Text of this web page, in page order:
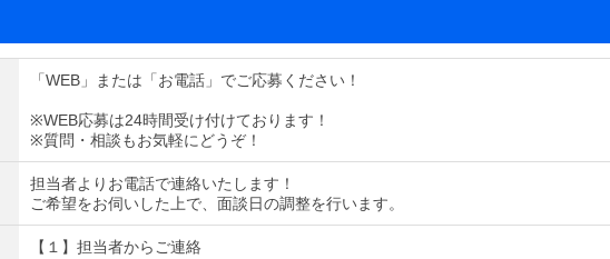
「WEB」または「お電話」でご応募ください！
※WEB応募は24時間受け付けております！
※質問・相談もお気軽にどうぞ！
担当者よりお電話で連絡いたします！
ご希望をお伺いした上で、面談日の調整を行います。
【１】担当者からご連絡